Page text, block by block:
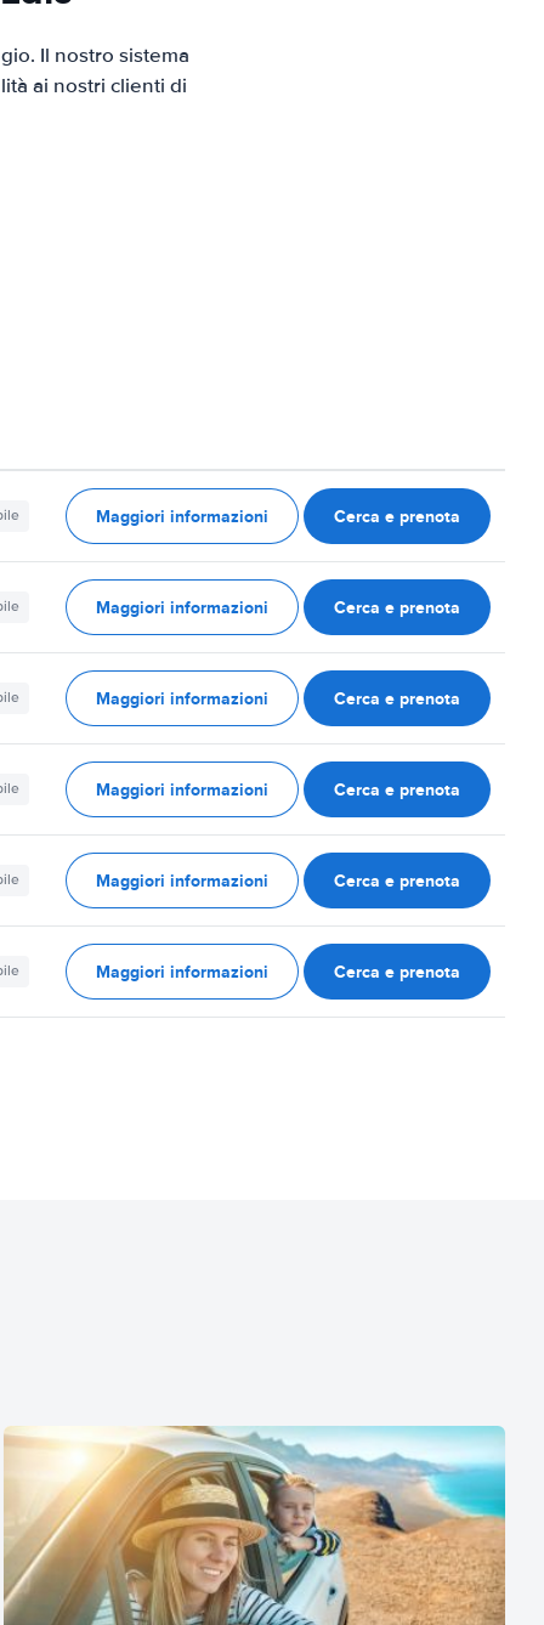
Il nostro sistema
ai nostri clienti di
Maggiori informazioni Cerca e prenota
Maggiori informazioni Cerca e prenota
Maggiori informazioni Cerca e prenota
Maggiori informazioni Cerca e prenota
Maggiori informazioni Cerca e prenota
Maggiori informazioni Cerca e prenota